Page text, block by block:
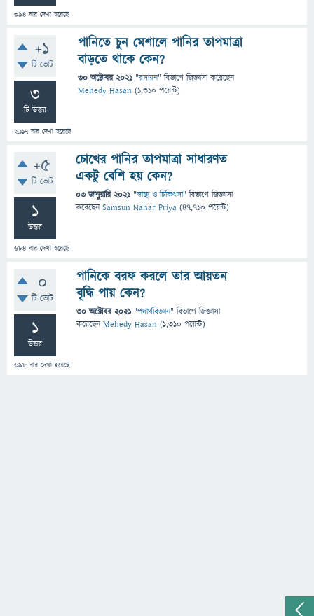
394 বার দেখা হয়েছে
+1
টি ভোট
3
টি উত্তর
2,117 বার দেখা হয়েছে
পানিতে চুন মেশালে পানির তাপমাত্রা
বাড়তে থাকে কেন?
30 অক্টোবর 2021 "রসায়ন" বিভাগে জিজ্ঞাসাকরেছেন
Mehedy Hasan (1,310 পয়েন্ট)
+5
টি ভোট
1
উত্তর
684 বার দেখা হয়েছে
চোখের পানির তাপমাত্রা সাধারণত
একটু বেশি হয় কেন?
03 জানুয়ারি 2021 "স্বাস্থ্য ও চিকিৎসা" বিভাগে জিজ্ঞাসা
করেছেনSamsun Nahar Priya (47,710 পয়েন্ট)
0
টি ভোট
1
উত্তর
698 বার দেখা হয়েছে
পানিকে বরফ করলে তার আয়তন
বৃদ্ধি পায় কেন?
30 অক্টোবর 2021 "পদার্থবিজ্ঞান" বিভাগে জিজ্ঞাসা
করেছেনMehedy Hasan (1,310 পয়েন্ট)